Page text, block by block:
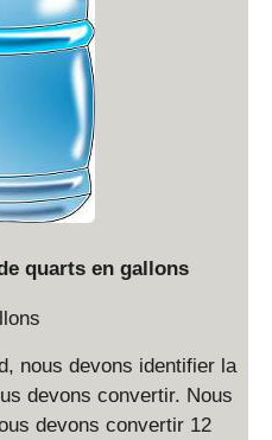
quarts en gallons
nous devons identifier la
devons convertir. Nous
devons convertir 12